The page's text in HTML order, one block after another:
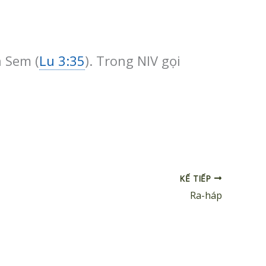
(Lu 3:35). Trong NIV gọi
KẾ TIẾP
Ra-háp